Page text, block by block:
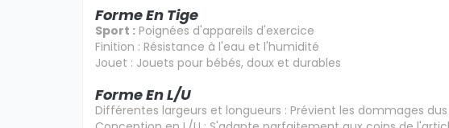
Forme En Tige
Sport : Poignées d'appareils d'exercice
Finition : Résistance à l'eau et l'humidité
Jouet : Jouets pour bébés, doux et durables
Forme En L/U
Différentes largeurs et longueurs : Prévient les dommages